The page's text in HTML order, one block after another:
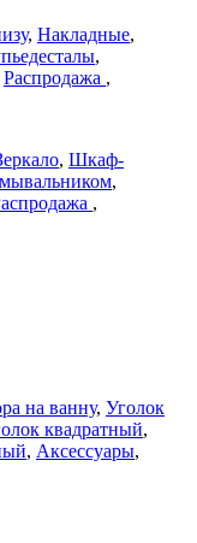
, Накладные,
,
Распродажа ,
, Шкаф-
,
,
на ванну, Уголок
квадратный,
, Аксессуары,